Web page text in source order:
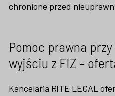
chronione przed
Pomoc prawna
wyjściu z FIZ –
Kancelaria RITE LEGAL